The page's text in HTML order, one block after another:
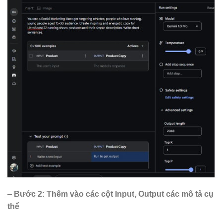
– Bước 2: Thêm vào các cột Input, Output các mô tả cụ
thể